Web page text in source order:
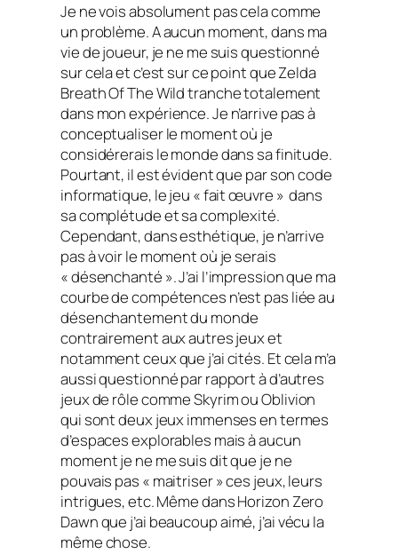
Je ne vois absolument pas cela comme
un problème. A aucun moment, dans ma
vie de joueur, je ne me suis questionné
sur cela et c’est sur ce point que Zelda
Breath Of The Wildtranche totalement
dans mon expérience. Je n’arrive pas à
conceptualiser le moment où je
considérerais le monde dans sa finitude.
Pourtant, il est évident que par son code
informatique, le jeu « fait œuvre » dans
sa complétude et sa complexité.
Cependant, dans esthétique, je n’arrive
pas à voir le moment où je serais
« désenchanté ». J’ai l’impression que ma
courbe de compétences n’est pas liée au
désenchantement du monde
contrairement aux autres jeux et
notamment ceux que j’ai cités. Et cela m’a
aussi questionné par rapport à d’autres
jeux de rôle commeSkyrimouOblivion
qui sont deux jeux immenses en termes
d’espaces explorables mais à aucun
moment je ne me suis dit que je ne
pouvais pas « maitriser » ces jeux, leurs
intrigues, etc. Même dansHorizon Zero
Dawnque j’ai beaucoup aimé, j’ai vécu la
même chose.